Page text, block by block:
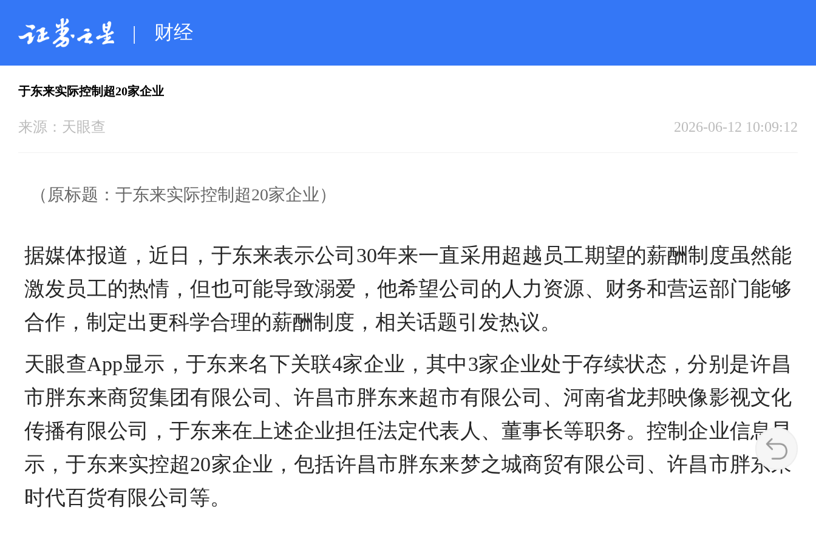
| 财经
于东来实际控制超20家企业
来源： 天眼查 2026-06-12 10:09:12
（原标题：于东来实际控制超20家企业）
据媒体报道，近日，于东来表示公司30年来一直采用超越员工期望的薪酬制度虽然能
激发员工的热情，但也可能导致溺爱，他希望公司的人力资源、财务和营运部门能够
合作，制定出更科学合理的薪酬制度，相关话题引发热议。
天眼查App显示，于东来名下关联4家企业，其中3家企业处于存续状态，分别是许昌
市胖东来商贸集团有限公司、许昌市胖东来超市有限公司、河南省龙邦映像影视文化
传播有限公司，于东来在上述企业担任法定代表人、董事长等职务。控制企业信息显
示，于东来实控超20家企业，包括许昌市胖东来梦之城商贸有限公司、许昌市胖东来
时代百货有限公司等。